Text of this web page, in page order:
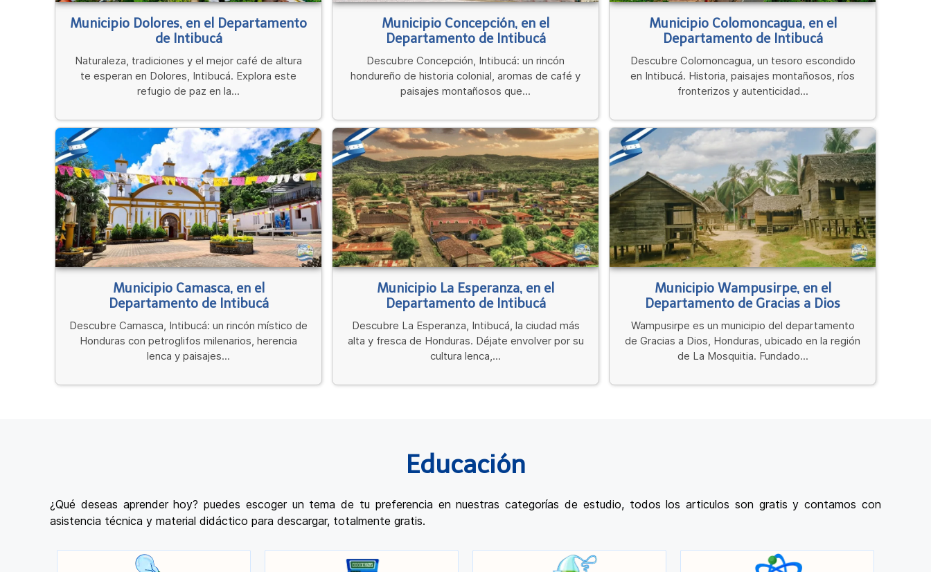
Municipio Dolores, en el Departamento
de Intibucá
Naturaleza, tradiciones y el mejor café de altura
te esperan en Dolores, Intibucá. Explora este
refugio de paz en la...
Municipio Concepción, en el
Departamento de Intibucá
Descubre Concepción, Intibucá: un rincón
hondureño de historia colonial, aromas de café y
paisajes montañosos que...
Municipio Colomoncagua, en el
Departamento de Intibucá
Descubre Colomoncagua, un tesoro escondido
en Intibucá. Historia, paisajes montañosos, ríos
fronterizos y autenticidad...
Municipio Camasca, en el
Departamento de Intibucá
Descubre Camasca, Intibucá: un rincón místico de
Honduras con petroglifos milenarios, herencia
lenca y paisajes...
Municipio La Esperanza, en el
Departamento de Intibucá
Descubre La Esperanza, Intibucá, la ciudad más
alta y fresca de Honduras. Déjate envolver por su
cultura lenca,...
Municipio Wampusirpe, en el
Departamento de Gracias a Dios
Wampusirpe es un municipio del departamento
de Gracias a Dios, Honduras, ubicado en la región
de La Mosquitia. Fundado...
Educación
¿Qué deseas aprender hoy? puedes escoger un tema de tu preferencia en nuestras categorías de estudio, todos los articulos son gratis y contamos con
asistencia técnica y material didáctico para descargar, totalmente gratis.